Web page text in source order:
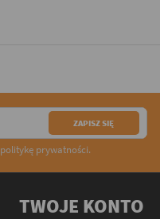
politykę prywatności.
TWOJE KONTO